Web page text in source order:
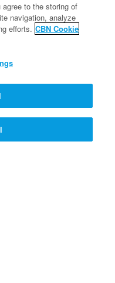
प्रश्न र एक
राम्रो
to the storing of
navigation, analyze
efforts. CBN Cookie